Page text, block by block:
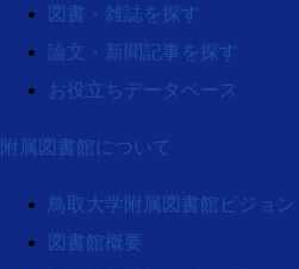
図書・雑誌を探す
論文・新聞記事を探す
お役立ちデータベース
附属図書館について
鳥取大学附属図書館ビジョン
図書館概要